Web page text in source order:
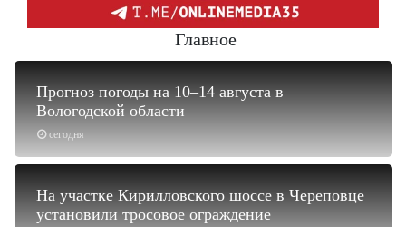
Главное
сегодня
Прогноз погоды на 10–14 августа в
Вологодской области
На участке Кирилловского шоссе в Череповце
установили тросовое ограждение